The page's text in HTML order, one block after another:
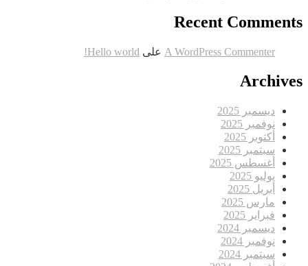
Recent Comments
A WordPress Commenter على Hello world!
Archives
ديسمبر 2025
نوفمبر 2025
أكتوبر 2025
سبتمبر 2025
أغسطس 2025
يوليو 2025
أبريل 2025
مارس 2025
فبراير 2025
ديسمبر 2024
نوفمبر 2024
سبتمبر 2024